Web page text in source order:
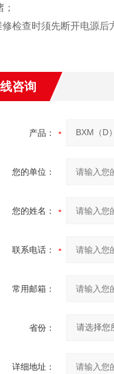
修检查时须先断开电源后
咨询
产品：
您的单位：
您的姓名：
联系电话：
常用邮箱：
省份：
详细地址：